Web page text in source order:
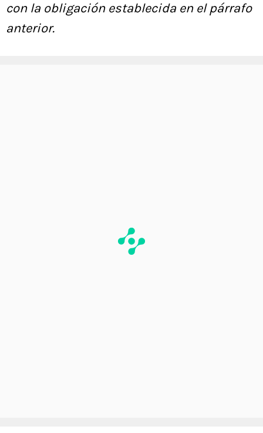
con la obligación establecida en el párrafo
anterior.